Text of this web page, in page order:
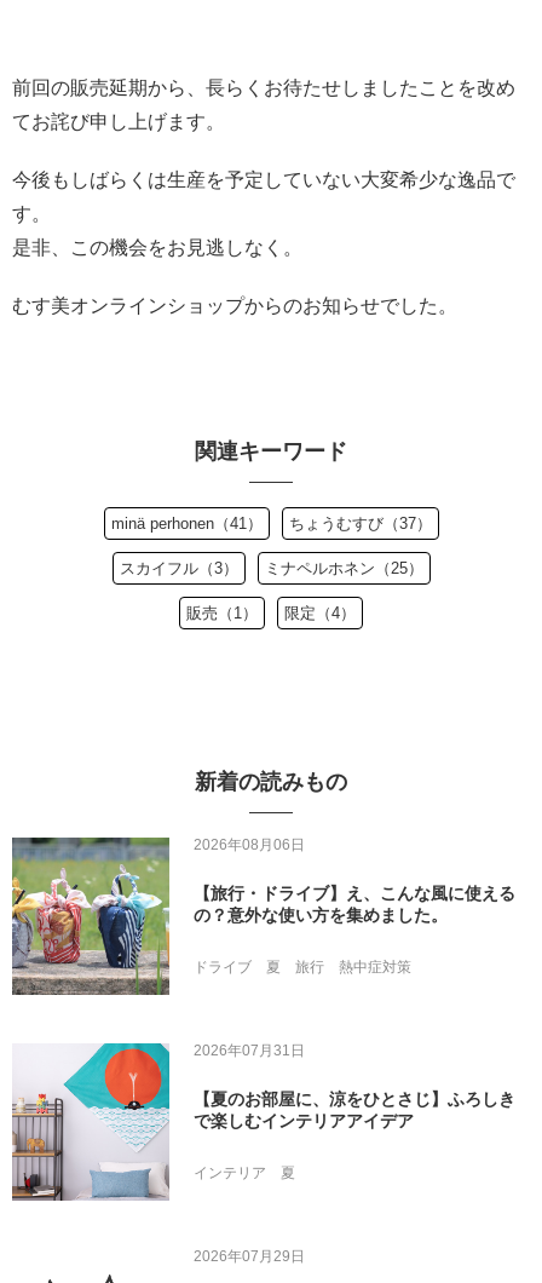
前回の販売延期から、長らくお待たせしましたことを改め
てお詫び申し上げます。
今後もしばらくは生産を予定していない大変希少な逸品で
す。
是非、この機会をお見逃しなく。
むす美オンラインショップからのお知らせでした。
関連キーワード
minä perhonen（41） ちょうむすび（37）
スカイフル（3） ミナペルホネン（25）
販売（1） 限定（4）
新着の読みもの
2026年08月06日
【旅行・ドライブ】え、こんな風に使える
の？意外な使い方を集めました。
ドライブ 夏 旅行 熱中症対策
2026年07月31日
【夏のお部屋に、涼をひとさじ】ふろしき
で楽しむインテリアアイデア
インテリア 夏
2026年07月29日